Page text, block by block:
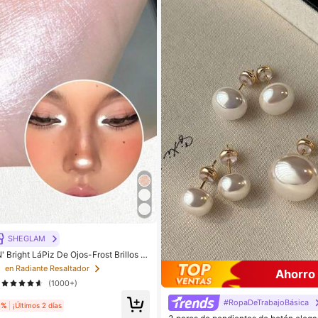
SHEGLAM
Bright LáPiz De Ojos-Frost Brillos M
Maquillaje Para Mujeres
en Radiante Resaltador
(1000+)
¡Últimos 2 días #RopaDeTrabajoBásica